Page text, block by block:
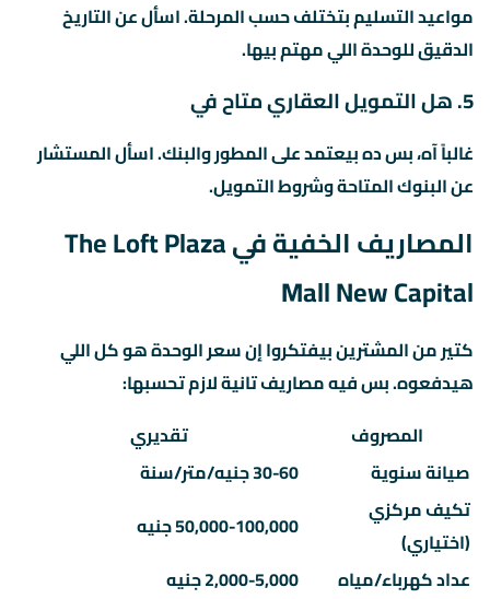
مواعيد التسليم بتختلف حسب المرحلة. اسأل عن التاريخ
الدقيق للوحدة اللي مهتم بيها.
5. هل التمويل العقاري متاح في
غالباً آه، بس ده بيعتمد على المطور والبنك. اسأل المستشار
عن البنوك المتاحة وشروط التمويل.
المصاريف الخفية في The Loft Plaza
Mall New Capital
كتير من المشترين بيفتكروا إن سعر الوحدة هو كل اللي
هيدفعوه. بس فيه مصاريف تانية لازم تحسبها:
المصروف
تقديري
صيانة سنوية
30-60 جنيه/متر/سنة
تكيف مركزي
(اختياري)
50,000-100,000 جنيه
عداد كهرباء/مياه
2,000-5,000 جنيه